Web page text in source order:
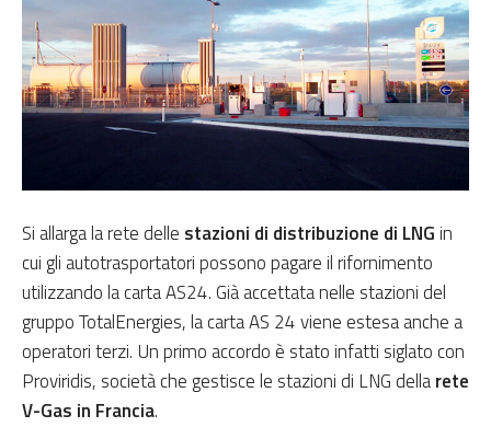
Si allarga la rete delle stazioni di distribuzione di LNGin
cui gli autotrasportatori possono pagare il rifornimento
utilizzando la carta AS24. Già accettata nelle stazioni del
gruppo TotalEnergies, la carta AS 24 viene estesa anche a
operatori terzi. Un primo accordo è stato infatti siglato con
Proviridis, società che gestisce le stazioni di LNG dellarete
V-Gas in Francia.